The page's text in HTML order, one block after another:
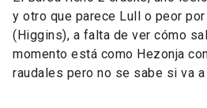
y otro que parece Lull o peor
(Higgins), a falta de ver cómo
momento está como Hezonja
raudales pero no se sabe si va